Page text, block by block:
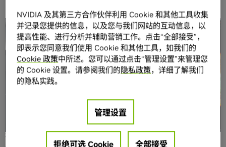
分享
谈到虚拟现实，人们会想到什么呢？大部分人会描述某个版
本的 3D 游戏。但是，商业领域也正在大范围使用 VR。从工
程和产品设计，到销售培训和零售体验，VR 将改变我们的工
NVIDIA 及其第三方合作伙伴利用 Cookie 和其他工具收集
并记录您提供的信息，以及您与我们网站的互动信息，以
提高性能、进行分析并辅助营销工作。点击“全部接受”，
即表示您同意我们使用 Cookie 和其他工具，如我们的
Cookie 政策中所述。您可以通过点击“管理设置”来管理您
的 Cookie 设置。请参阅我们的隐私政策，详细了解我们
的隐私实践。
管理设置
拒绝可选 Cookie 全部接受